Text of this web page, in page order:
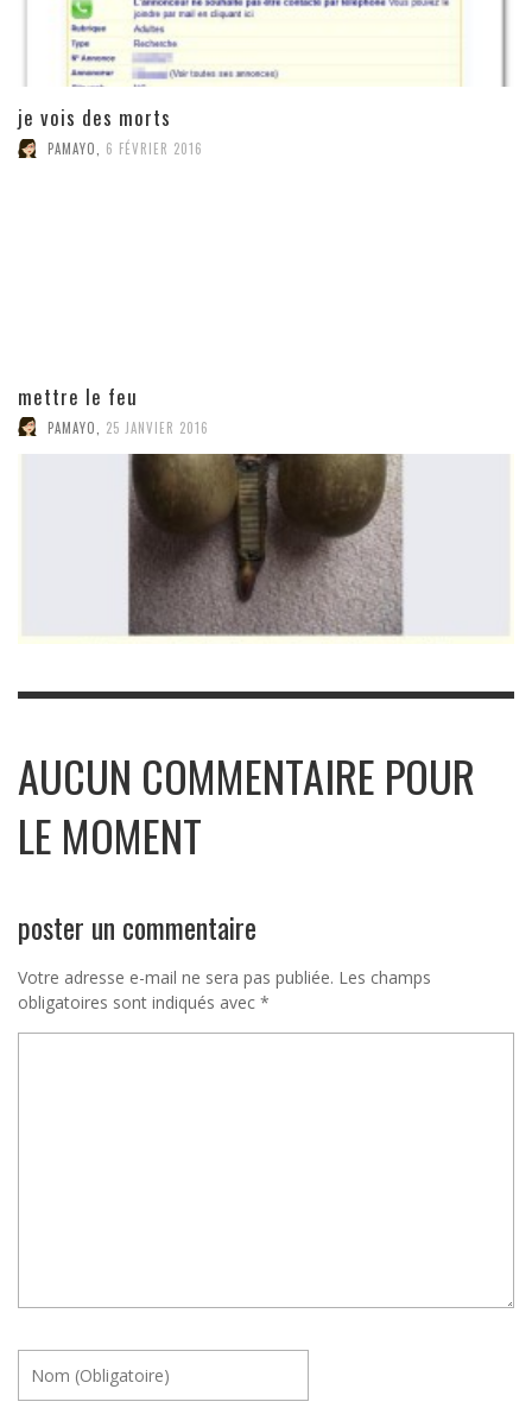
je vois des morts
PAMAYO 6 FÉVRIER 2016
mettre le feu
PAMAYO 25 JANVIER 2016
AUCUN COMMENTAIRE POUR
LE MOMENT
poster un commentaire
Votre adresse e-mail ne sera pas publiée. Les champs
obligatoires sont indiqués avec *